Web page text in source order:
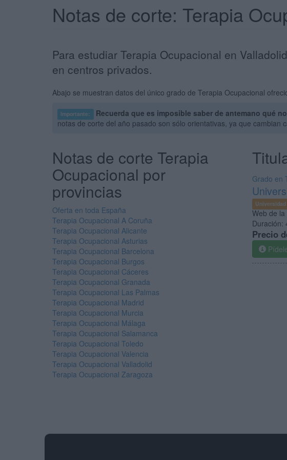
Notas de corte: Terapia
Para estudiar Terapia Ocupacional en
en centros privados.
Abajo se muestran datos del único grado de Terapia Ocupacional
Importante: Recuerda que es imposible saber de antemano qué
notas de corte del año pasado son sólo orientativas, ya que
Grado en
Web de
Duración:
Precio
Notas de corte Terapia
Ocupacional por
provincias
Oferta en toda España
Terapia Ocupacional A Coruña
Terapia Ocupacional Alicante
Terapia Ocupacional Asturias
Terapia Ocupacional Barcelona
Terapia Ocupacional Burgos
Terapia Ocupacional Cáceres
Terapia Ocupacional Granada
Terapia Ocupacional Las Palmas
Terapia Ocupacional Madrid
Terapia Ocupacional Murcia
Terapia Ocupacional Málaga
Terapia Ocupacional Salamanca
Terapia Ocupacional Toledo
Terapia Ocupacional Valencia
Terapia Ocupacional Valladolid
Terapia Ocupacional Zaragoza